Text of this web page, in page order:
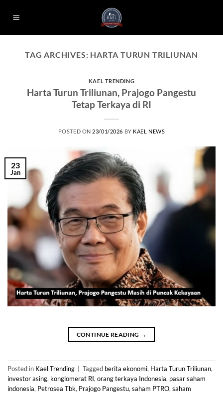
TAG ARCHIVES: HARTA TURUN TRILIUNAN
KAEL TRENDING
Harta Turun Triliunan, Prajogo Pangestu
Tetap Terkaya di RI
POSTED ON 23/01/2026 BY KAEL NEWS
23
Jan
CONTINUE READING →
Posted in Kael Trending Tagged berita ekonomi, Harta Turun Triliunan,
investor asing, konglomerat RI, orang terkaya Indonesia, pasar saham
indonesia, Petrosea Tbk, Prajogo Pangestu, saham PTRO, saham